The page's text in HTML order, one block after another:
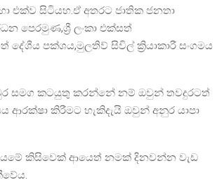
එක්ව සිටියහ.ඒ අතරට ජාතික ජනතා
පෙරමුණ,ශ්‍රී ලංකා එක්සත්
පක්ශය,මුලතිව් සිවිල් ක්‍රියාකාරී සංගමය
සමග කටයුතු කරන්නේ නම් ඔවුන් තවදුරටත්
කිරීමට හැකිදැයි ඔවුන් අනුර යාපා
කිසිවෙක් ආයෙත් නමක් දිනවන්න වැඩ